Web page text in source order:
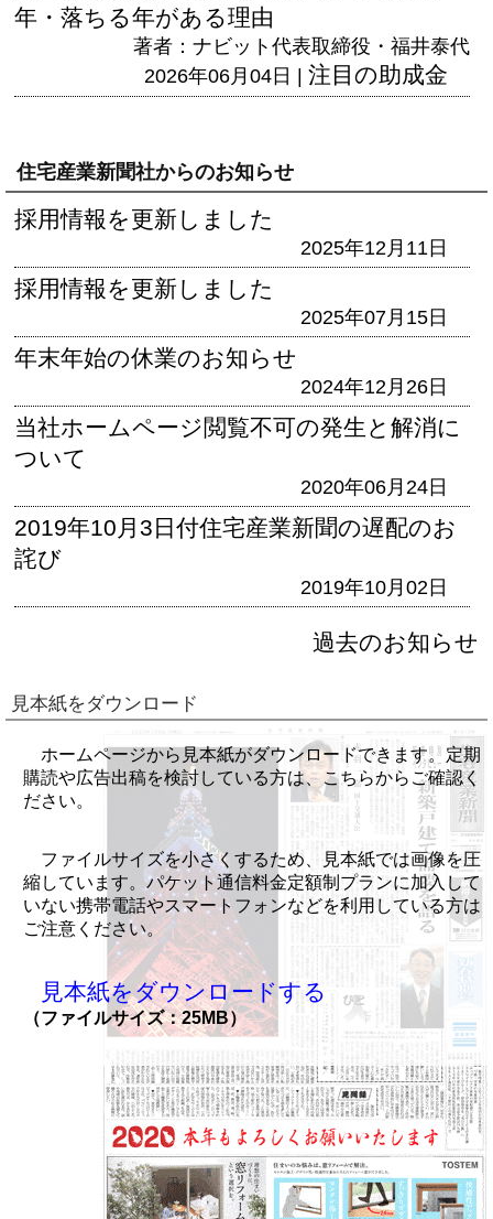
年・落ちる年がある理由
著者：ナビット代表取締役・福井泰代
2026年06月04日 | 注目の助成金
住宅産業新聞社からのお知らせ
採用情報を更新しました
2025年12月11日
採用情報を更新しました
2025年07月15日
年末年始の休業のお知らせ
2024年12月26日
当社ホームページ閲覧不可の発生と解消に
ついて
2020年06月24日
2019年10月3日付住宅産業新聞の遅配のお
詫び
2019年10月02日
過去のお知らせ
見本紙をダウンロード
ホームページから見本紙がダウンロードできます。定期
購読や広告出稿を検討している方は、こちらからご確認く
ださい。
ファイルサイズを小さくするため、見本紙では画像を圧
縮しています。パケット通信料金定額制プランに加入して
いない携帯電話やスマートフォンなどを利用している方は
ご注意ください。
見本紙をダウンロードする
（ファイルサイズ：25MB）